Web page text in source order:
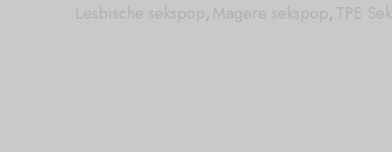
Lesbische sekspop,Magere sekspop,TPE